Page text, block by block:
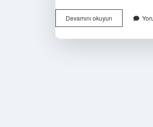
Devamını okuyun Amygdalus
Ne